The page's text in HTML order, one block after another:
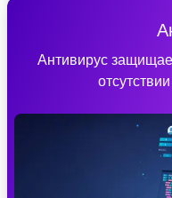
Антивирус